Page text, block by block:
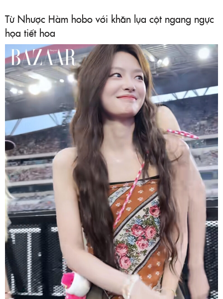
Từ Nhược Hàm hobo với khăn lụa cột ngang ngực
họa tiết hoa